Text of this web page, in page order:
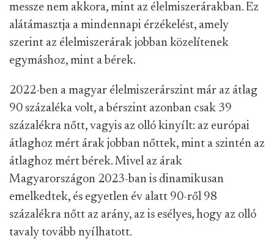
messze nem akkora, mint az élelmiszerárakban. Ez
alátámasztja a mindennapi érzékelést, amely
szerint az élelmiszerárak jobban közelítenek
egymáshoz, mint a bérek.
2022-ben a magyar élelmiszerárszint már az átlag
90 százaléka volt, a bérszint azonban csak 39
százalékra nőtt, vagyis az olló kinyílt: az európai
átlaghoz mért árak jobban nőttek, mint a szintén az
átlaghoz mért bérek. Mivel az árak
Magyarországon 2023-ban is dinamikusan
emelkedtek, és egyetlen év alatt 90-ről 98
százalékra nőtt az arány, az is esélyes, hogy az olló
tavaly tovább nyílhatott.